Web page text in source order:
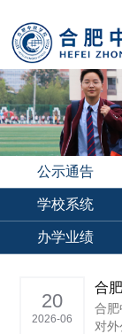
公示通告
学校系统
办学业绩
20
2026-06
合
合
对